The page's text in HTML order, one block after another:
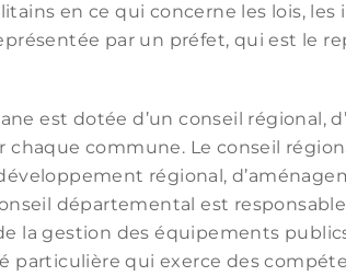
en ce qui concerne les lois,
par un préfet, qui est le
est dotée d’un conseil régional,
chaque commune. Le conseil
régional,
départemental est responsable
la gestion des équipements
particulière qui exerce des